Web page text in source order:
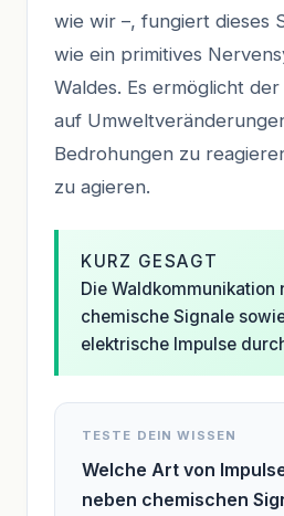
wie wir –, fungiert dieses
wie ein primitives
Waldes. Es ermöglicht
auf
Bedrohungen zu
zu agieren.
KURZ GESAGT
Die Waldkommunikation
chemische Signale
elektrische Impulse
TESTE DEIN WISSEN
Welche Art von
neben chemischen